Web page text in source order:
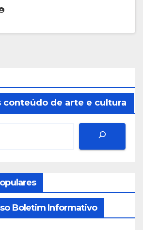
conteúdo de arte e cultura
Boletim Informativo